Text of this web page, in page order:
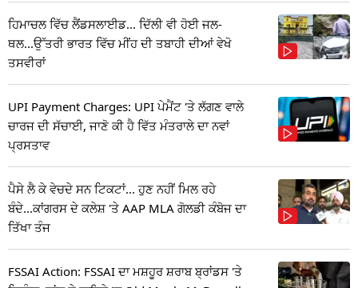
ਹਿਮਾਚਲ ਵਿੱਚ ਲੈਂਡਸਲਾਈਡ... ਦਿੱਲੀ ਵੀ ਹੋਈ ਜਲ-
ਥਲ...ਉੱਤਰੀ ਭਾਰਤ ਵਿੱਚ ਮੀਂਹ ਦੀ ਤਬਾਹੀ ਦੀਆਂ ਵੇਖੋ
ਤਸਵੀਰਾਂ
UPI Payment Charges: UPI ਪੇਮੈਂਟ 'ਤੇ ਲੱਗਣ ਵਾਲੇ
ਚਾਰਜ ਦੀ ਸੱਚਾਈ, ਜਾਣੋ ਕੀ ਹੈ ਵਿੱਤ ਮੰਤਰਾਲੇ ਦਾ ਨਵਾਂ
ਪ੍ਰਸਤਾਵ
ਪੈਸੇ ਲੈ ਕੇ ਵੇਚਦੇ ਸਨ ਟਿਕਟਾਂ... ਹੁਣ ਨਹੀਂ ਮਿਲ ਰਹੇ
ਬੰਦੇ...ਕਾਂਗਰਸ ਦੇ ਕਲੇਸ਼ 'ਤੇ AAP MLA ਗੋਲਡੀ ਕੰਬੋਜ ਦਾ
ਤਿੱਖਾ ਤੰਜ
FSSAI Action: FSSAI ਦਾ ਮਸ਼ਹੂਰ ਸ਼ਰਾਬ ਬ੍ਰਾਂਡਸ 'ਤੇ